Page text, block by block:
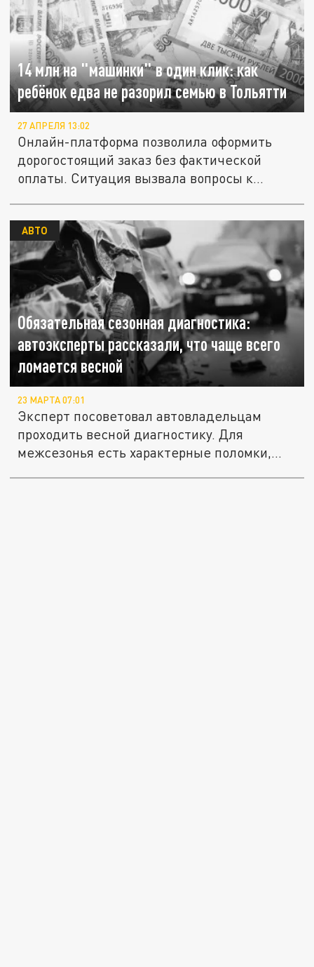
14 млн на "машинки" в один клик: как
ребёнок едва не разорил семью в Тольятти
27 АПРЕЛЯ 13:02
Онлайн-платформа позволила оформить
дорогостоящий заказ без фактической
оплаты. Ситуация вызвала вопросы к...
Обязательная сезонная диагностика:
автоэксперты рассказали, что чаще всего
ломается весной
АВТО
23 МАРТА 07:01
Эксперт посоветовал автовладельцам
проходить весной диагностику. Для
межсезонья есть характерные поломки,...